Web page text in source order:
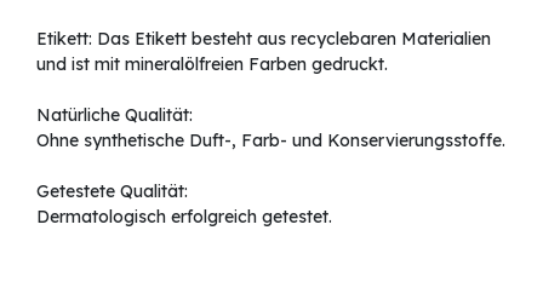
Etikett: Das Etikett besteht aus recyclebaren Materialien
und ist mit mineralölfreien Farben gedruckt.
Natürliche Qualität:
Ohne synthetische Duft-, Farb- und Konservierungsstoffe.
Getestete Qualität:
Dermatologisch erfolgreich getestet.